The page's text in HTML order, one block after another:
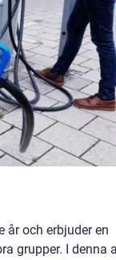
år och erbjuder en
grupper. I denna